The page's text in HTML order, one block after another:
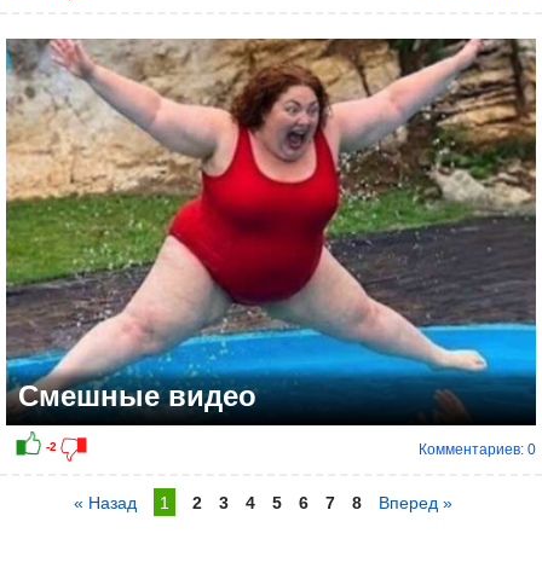
Смешные видео
Комментариев: 0
« Назад 1 2 3 4 5 6 7 8 Вперед »